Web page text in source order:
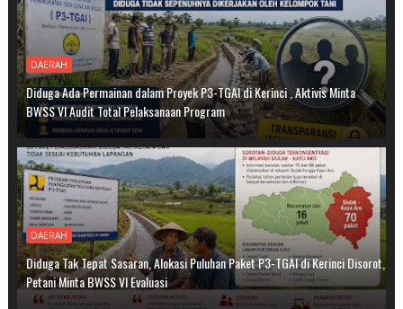
DAERAH
Diduga Ada Permainan dalam Proyek P3-TGAI di Kerinci , Aktivis Minta
BWSS VI Audit Total Pelaksanaan Program
DAERAH
Diduga Tak Tepat Sasaran, Alokasi Puluhan Paket P3-TGAI di Kerinci Disorot,
Petani Minta BWSS VI Evaluasi